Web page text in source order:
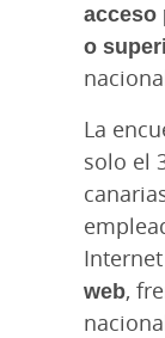
acceso
o
La
solo el
web,